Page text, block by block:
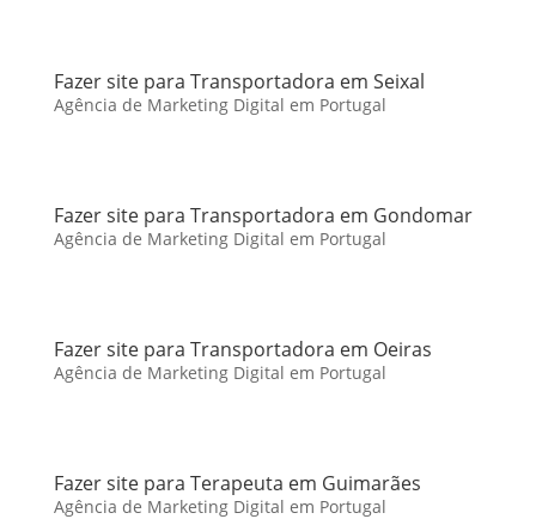
Fazer site para Transportadora em Seixal
Agência de Marketing Digital em Portugal
Fazer site para Transportadora em Gondomar
Agência de Marketing Digital em Portugal
Fazer site para Transportadora em Oeiras
Agência de Marketing Digital em Portugal
Fazer site para Terapeuta em Guimarães
Agência de Marketing Digital em Portugal